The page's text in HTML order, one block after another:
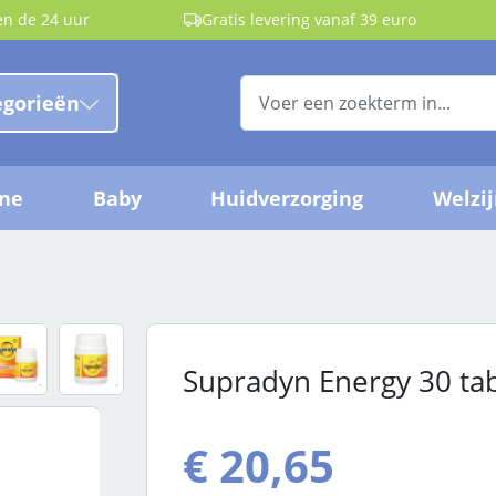
de 24 uur Gratis levering vanaf 39 euro
Baby Huidverzorging
Supradyn Energy 30
€ 20,65